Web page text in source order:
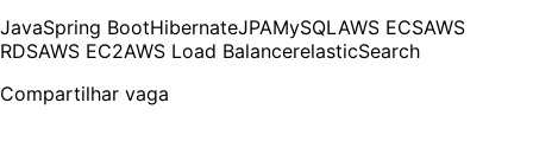
JavaSpring BootHibernateJPAMySQLAWS ECSAWS
RDSAWS EC2AWS Load BalancerelasticSearch
Compartilhar vaga